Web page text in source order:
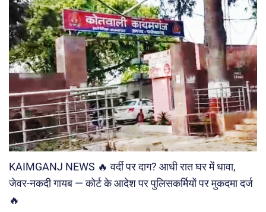
KAIMGANJ NEWS 🔥 वर्दी पर दाग? आधी रात घर में धावा,
जेवर-नकदी गायब — कोर्ट के आदेश पर पुलिसकर्मियों पर मुकदमा दर्ज
🔥